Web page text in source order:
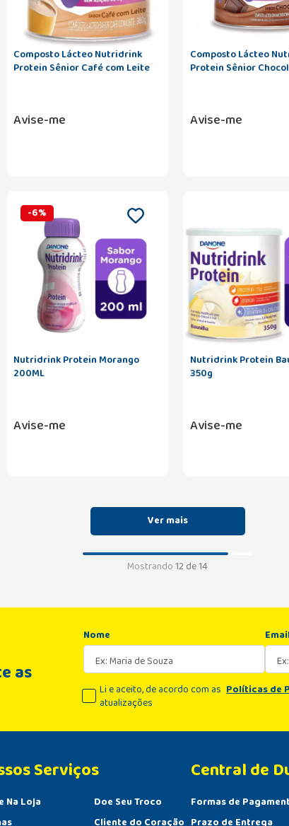
Composto Lácteo Nutridrink
Protein Sênior Café com Leite
Avise-me
Composto Lácteo
Protein Sênior
Avise-me
-6%
Nutridrink Protein Morango
200ML
Avise-me
Nutridrink Protein
350g
Avise-me
Mostrando12 de 14
as
Nome
Li e aceito, de acordo com as Políticas de
atualizações
Na Loja
Doe Seu Troco
Cliente do Coração
Central de
Formas de
Prazo de Entrega